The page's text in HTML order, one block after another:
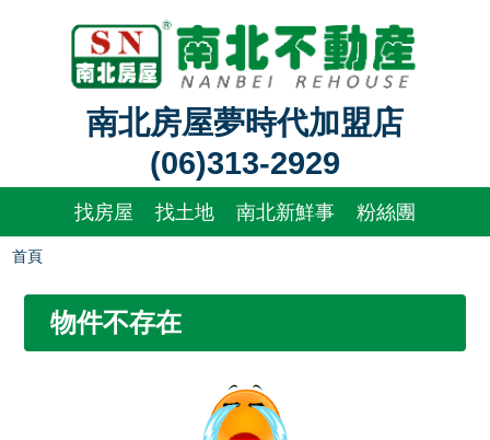
南北房屋夢時代加盟店
(06)313-2929
找房屋 找土地 南北新鮮事 粉絲團
首頁
物件不存在